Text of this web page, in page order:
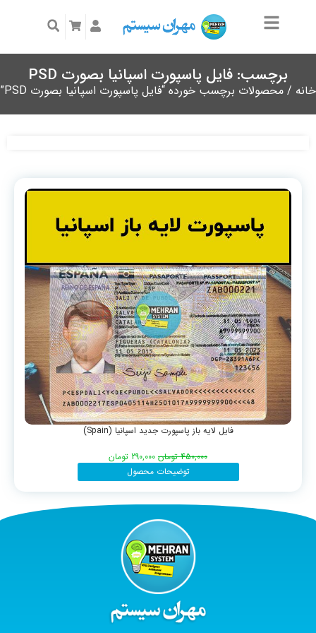
برچسب: فایل پاسپورت اسپانیا بصورت PSD
خانه / محصولات برچسب خورده “فایل پاسپورت اسپانیا بصورت PSD”
فایل لایه باز پاسپورت جدید اسپانیا (Spain)
450,000 تومان 290,000 تومان
توضیحات محصول